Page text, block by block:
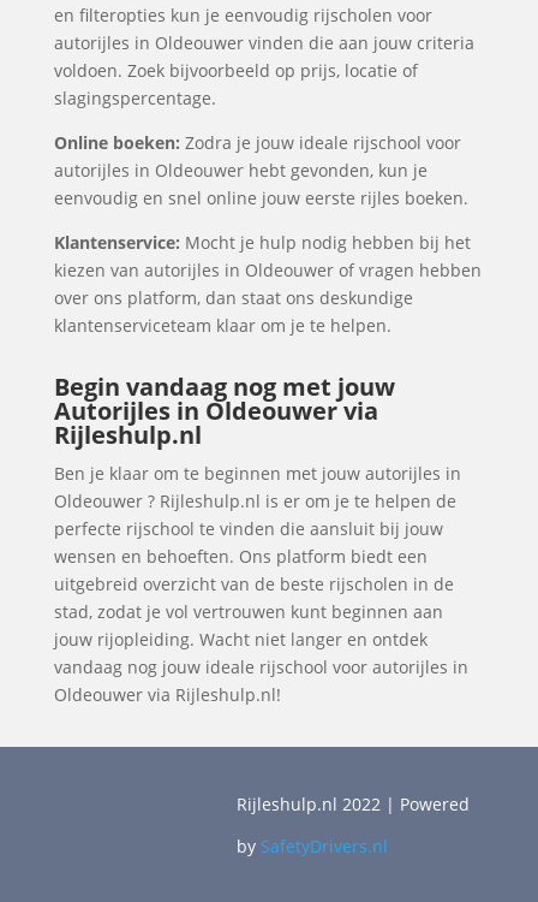
en filteropties kun je eenvoudig rijscholen voor
autorijles in Oldeouwer vinden die aan jouw criteria
voldoen. Zoek bijvoorbeeld op prijs, locatie of
slagingspercentage.
Online boeken: Zodra je jouw ideale rijschool voor
autorijles in Oldeouwer hebt gevonden, kun je
eenvoudig en snel online jouw eerste rijles boeken.
Klantenservice: Mocht je hulp nodig hebben bij het
kiezen van autorijles in Oldeouwer of vragen hebben
over ons platform, dan staat ons deskundige
klantenserviceteam klaar om je te helpen.
Begin vandaag nog met jouw
Autorijles in Oldeouwer via
Rijleshulp.nl
Ben je klaar om te beginnen met jouw autorijles in
Oldeouwer ? Rijleshulp.nl is er om je te helpen de
perfecte rijschool te vinden die aansluit bij jouw
wensen en behoeften. Ons platform biedt een
uitgebreid overzicht van de beste rijscholen in de
stad, zodat je vol vertrouwen kunt beginnen aan
jouw rijopleiding. Wacht niet langer en ontdek
vandaag nog jouw ideale rijschool voor autorijles in
Oldeouwer via Rijleshulp.nl!
Rijleshulp.nl 2022 | Powered
by SafetyDrivers.nl